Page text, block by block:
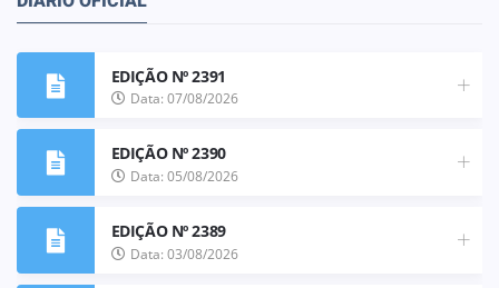
EDIÇÃO Nº 2391
Data: 07/08/2026
EDIÇÃO Nº 2390
Data: 05/08/2026
EDIÇÃO Nº 2389
Data: 03/08/2026